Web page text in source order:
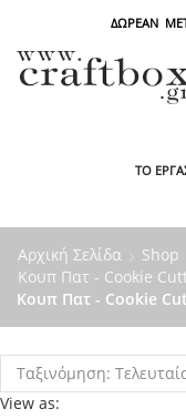
ΔΩΡΕΑΝ
ΤΟ
Αρχική Σελίδα Shop
Κουπ Πατ - Cookie
Κουπ Πατ - Cookie
View as: